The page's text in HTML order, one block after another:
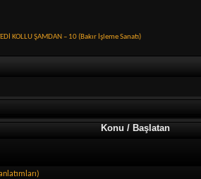
KOLLU ŞAMDAN – 10 (Bakır İşleme Sanatı)
Konu / Başlatan